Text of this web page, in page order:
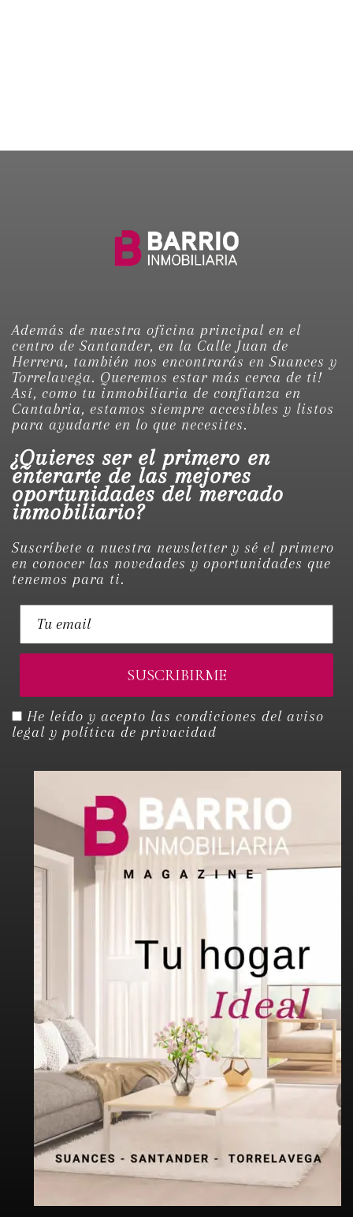
Además de nuestra oficina principal en el
centro de Santander, en la Calle Juan de
Herrera, también nos encontrarás en Suances y
Torrelavega. Queremos estar más cerca de ti!
Así, como tu inmobiliaria de confianza en
Cantabria, estamos siempre accesibles y listos
para ayudarte en lo que necesites.
¿Quieres ser el primero en
enterarte de las mejores
oportunidades del mercado
inmobiliario?
Suscríbete a nuestra newsletter y sé el primero
en conocer las novedades y oportunidades que
tenemos para ti.
He leído y acepto las condiciones del aviso
legal y política de privacidad